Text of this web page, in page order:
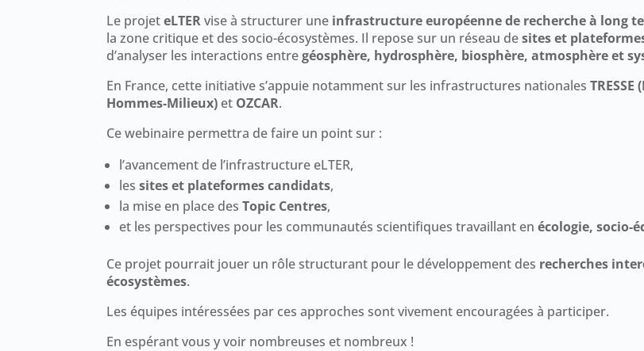
Le projeteLTERvise à structurer une infrastructure européenne de recherche à long
la zone critique et des socio-écosystèmes. Il repose sur un réseau desites et
d’analyser les interactions entregéosphère, hydrosphère, biosphère, atmosphère et
En France, cette initiative s’appuie notamment sur les infrastructures nationales
Hommes-Milieux) et OZCAR.
Ce webinaire permettra de faire un point sur :
l’avancement de l’infrastructure eLTER,
lessites et plateformes candidats,
la mise en place desTopic Centres,
et les perspectives pour les communautés scientifiques travaillant enécologie, socio-
Ce projet pourrait jouer un rôle structurant pour le développement des recherches
écosystèmes.
Les équipes intéressées par ces approches sont vivement encouragées à participer.
En espérant vous y voir nombreuses et nombreux !